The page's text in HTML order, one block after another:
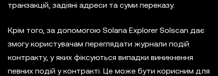
транзакцій, задіяні адреси та суми переказу.
Крім того, за допомогою Solana Explorer Solscan дає
змогу користувачам переглядати журнали подій
контракту, у яких фіксуються випадки виникнення
певних подій у контракті. Це може бути корисним для